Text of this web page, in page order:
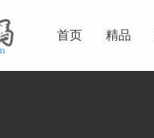
首页 精品